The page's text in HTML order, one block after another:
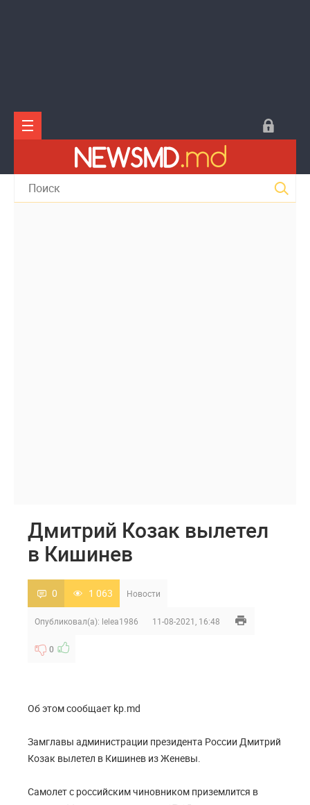
Дмитрий Козак вылетел
в Кишинев
0 1 063 Новости
Опубликовал(а): lelea1986 11-08-2021, 16:48
0
Об этом сообщает kp.md
Замглавы администрации президента России Дмитрий
Козак вылетел в Кишинев из Женевы.
Самолет с российским чиновником приземлится в